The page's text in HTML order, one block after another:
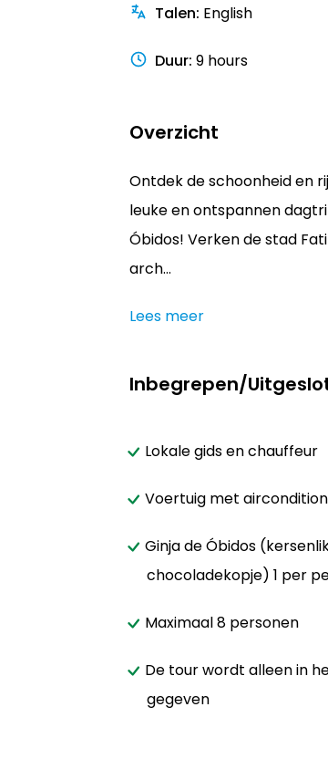
Talen: English
Duur: 9 hours
Overzicht
Ontdek de schoonheid en
leuke en ontspannen
Óbidos! Verken de stad
arch...
Lees meer
Inbegrepen/
Lokale gids en chauffeur
Voertuig met
Ginja de Óbidos
chocoladekopje) 1 per
Maximaal 8 personen
De tour wordt alleen in
gegeven